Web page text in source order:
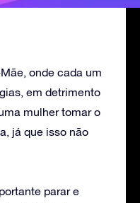
onde cada um
em detrimento
mulher tomar o
já que isso não
parar e